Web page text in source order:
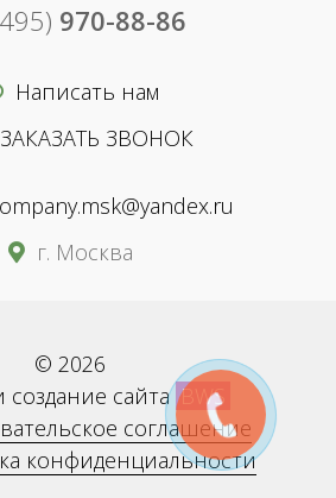
970-88-86
Написать нам
ЗАКАЗАТЬ ЗВОНОК
г. Москва
© 2026
создание сайта BWS
соглашение
конфиденциальности